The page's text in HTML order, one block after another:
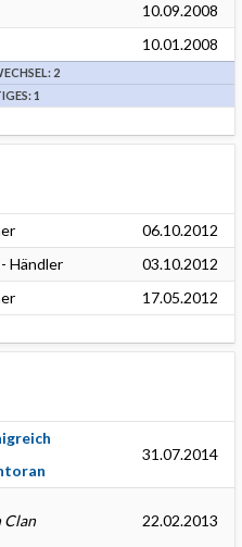
10.09.2008
10.01.2008
2
1
06.10.2012
Händler
03.10.2012
17.05.2012
31.07.2014
Clan 22.02.2013